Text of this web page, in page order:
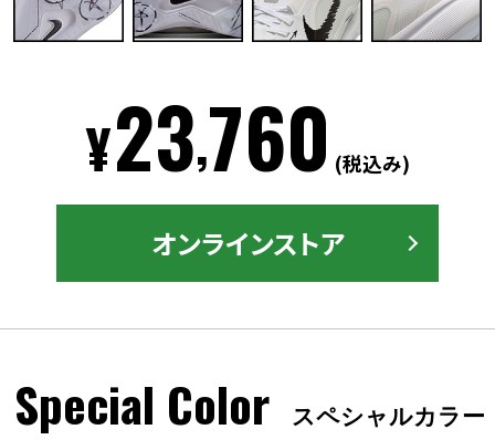
¥23,760 (税込み)
オンラインストア
Special Color スペシャルカラー